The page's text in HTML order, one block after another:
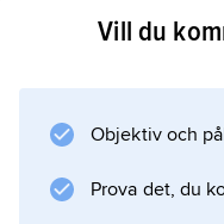
Ett tågsätt
med förarhytt.
Vill du
Objektiv och
Prova det, du